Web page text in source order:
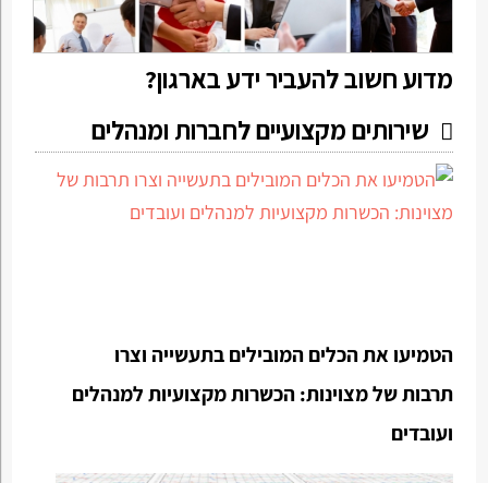
מדוע חשוב להעביר ידע בארגון?
שירותים מקצועיים לחברות ומנהלים
הטמיעו את הכלים המובילים בתעשייה וצרו
תרבות של מצוינות: הכשרות מקצועיות למנהלים
ועובדים